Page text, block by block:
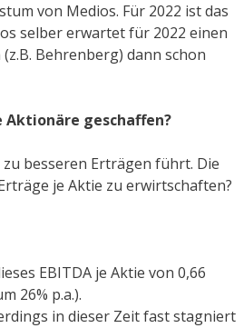
von Medios. Für 2022 ist das
selber erwartet für 2022 einen
Behrenberg) dann schon
Aktionäre geschaffen?
besseren Erträgen führt. Die
je Aktie zu erwirtschaften?
EBITDA je Aktie von 0,66
26% p.a.).
in dieser Zeit fast stagniert